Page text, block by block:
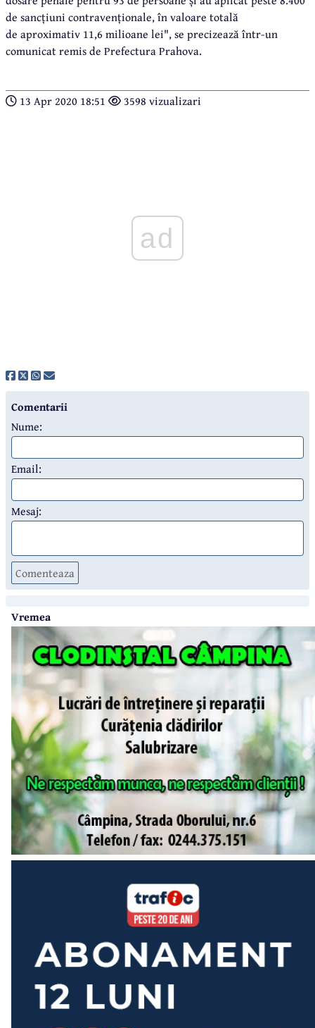
de sancțiuni contravenționale, în valoare totală
de aproximativ 11,6 milioane lei", se precizează într-un
comunicat remis de Prefectura Prahova.
13 Apr 2020 18:51 3598 vizualizari
ad
Comentarii
Nume:
Email:
Mesaj:
Comenteaza
Vremea